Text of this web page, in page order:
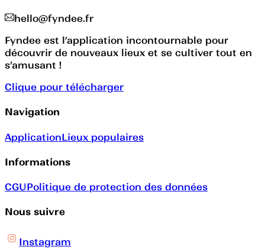
hello@fyndee.fr
Fyndee est l’application incontournable pour
découvrir de nouveaux lieux et se cultiver tout en
s’amusant !
Clique pour télécharger
Navigation
ApplicationLieux populaires
Informations
CGUPolitique de protection des données
Nous suivre
Instagram